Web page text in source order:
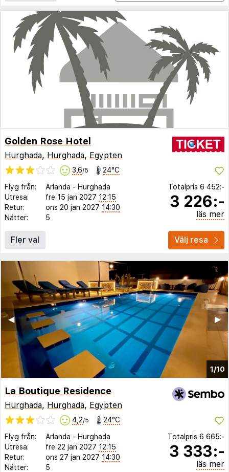
Golden Rose Hotel
Hurghada, Hurghada, Egypten
3,6/5 24°C
Flyg från: Arlanda - Hurghada
Utresa:
fre 15 jan 2027 12:15
Retur:
ons 20 jan 2027 14:30
Nätter:
5
Totalpris 6 452:-
3 226:-
läs mer
Fler val Välj resa
1/10
▶︎
◀︎
La Boutique Residence
Hurghada, Hurghada, Egypten
4,2/5 24°C
Flyg från: Arlanda - Hurghada
Utresa:
fre 22 jan 2027 12:15
Retur:
ons 27 jan 2027 14:30
Nätter:
5
Totalpris 6 665:-
3 333:-
läs mer